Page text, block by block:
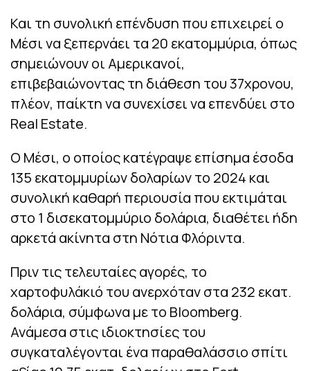
Και τη συνολική επένδυση που επιχειρεί ο
Μέσι να ξεπερνάει τα 20 εκατομμύρια, όπως
σημειώνουν οι Αμερικανοί,
επιβεβαιώνοντας τη διάθεση του 37χρονου,
πλέον, παίκτη να συνεχίσει να επενδύει στο
Real Estate.
Ο Μέσι, ο οποίος κατέγραψε επίσημα έσοδα
135 εκατομμυρίων δολαρίων το 2024 και
συνολική καθαρή περιουσία που εκτιμάται
στο 1 δισεκατομμύριο δολάρια, διαθέτει ήδη
αρκετά ακίνητα στη Νότια Φλόριντα.
Πριν τις τελευταίες αγορές, το
χαρτοφυλάκιό του ανερχόταν στα 232 εκατ.
δολάρια, σύμφωνα με το Bloomberg.
Ανάμεσα στις ιδιοκτησίες του
συγκαταλέγονται ένα παραθαλάσσιο σπίτι